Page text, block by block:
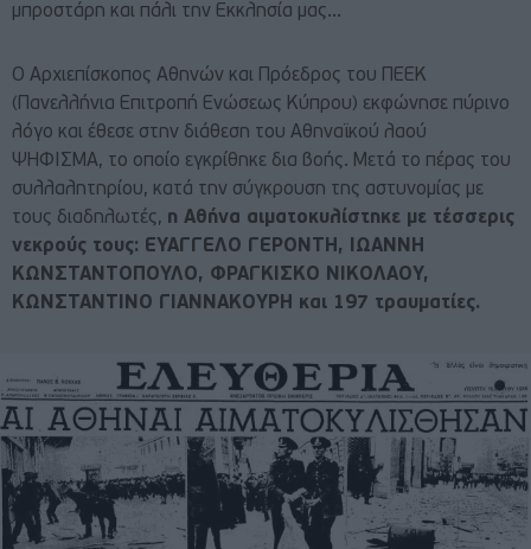
μπροστάρη και πάλι την Εκκλησία μας…
Ο Αρχιεπίσκοπος Αθηνών και Πρόεδρος του ΠΕΕΚ
(Πανελλήνια Επιτροπή Ενώσεως Κύπρου) εκφώνησε πύρινο
λόγο και έθεσε στην διάθεση του Αθηναϊκού λαού
ΨΗΦΙΣΜΑ, το οποίο εγκρίθηκε δια βοής. Μετά το πέρας του
συλλαλητηρίου, κατά την σύγκρουση της αστυνομίας με
τους διαδηλωτές, η Αθήνα αιματοκυλίστηκε με τέσσερις
νεκρούς τους: ΕΥΑΓΓΕΛΟ ΓΕΡΟΝΤΗ, ΙΩΑΝΝΗ
ΚΩΝΣΤΑΝΤΟΠΟΥΛΟ, ΦΡΑΓΚΙΣΚΟ ΝΙΚΟΛΑΟΥ,
ΚΩΝΣΤΑΝΤΙΝΟ ΓΙΑΝΝΑΚΟΥΡΗ και 197 τραυματίες.